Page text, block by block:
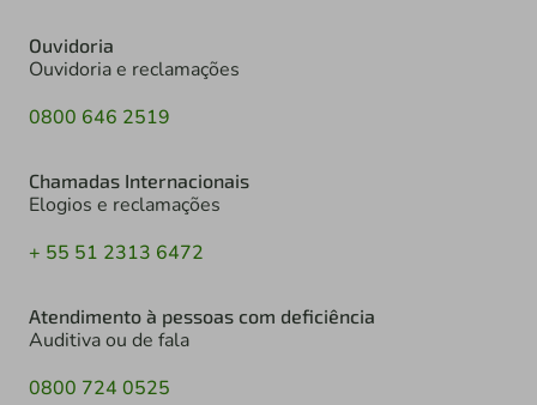
Ouvidoria
Ouvidoria e reclamações
0800 646 2519
Chamadas Internacionais
Elogios e reclamações
+ 55 51 2313 6472
Atendimento à pessoas com deficiência
Auditiva ou de fala
0800 724 0525